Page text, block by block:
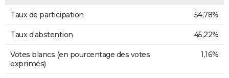
Taux de participation 54,78%
Taux d'abstention 45,22%
Votes blancs (en pourcentage des votes
exprimés)
1,16%